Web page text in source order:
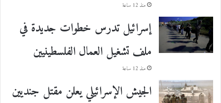
منذ 12 ساعة
إسرائيل تدرس خطوات جديدة في
ملف تشغيل العمال الفلسطينيين
منذ 12 ساعة
الجيش الإسرائيلي يعلن مقتل جنديين